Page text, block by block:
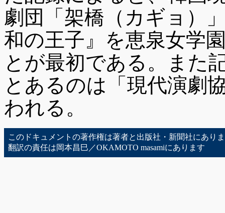
劇団「架橋（カギョ）
和の王子』を恵泉女学
とが最初である。また
とあるのは「現代演劇
われる。
このドキュメントの著作権は著者と出版社・新聞社にあり
翻訳の責任は岡本昌巳／OKAMOTO masamiにあります